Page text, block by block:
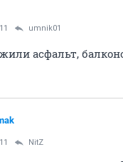
umnik01
асфальт,
NitZ